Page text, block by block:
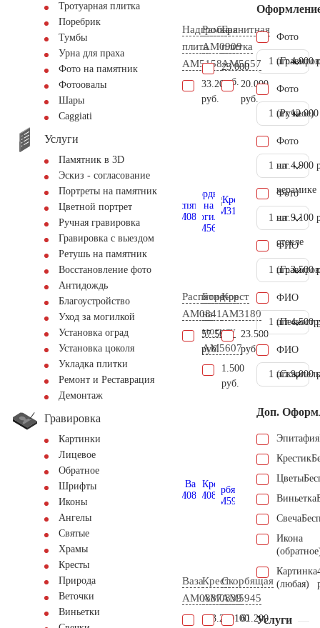
Тротуарная плитка
Поребрик
Тумбы
Урна для праха
Фото на памятник
Фотоовалы
Шары
Сaggiati
Услуги
Памятник в 3D
Эскиз - согласование
Портреты на памятник
Цветной портрет
Ручная гравировка
Гравировка с выездом
Ретушь на памятник
Восстановление фото
Антидождь
Благоустройство
Уход за могилкой
Установка оград
Установка цоколя
Укладка плитки
Ремонт и Реставрация
Демонтаж
Гравировка
Картинки
Лицевое
Обратное
Шрифты
Иконы
Ангелы
Святые
Храмы
Кресты
Природа
Веточки
Виньетки
Надгробная
плита
AM5158
33.200
руб.
Рамка
AM0909
23.000
руб.
Гранитная
плитка
AM5657
20.000
руб.
Распятие
AM0841
57.500
руб.
Бордюр
на
могилу
AM5607
1.500
руб.
Крест
AM3180
23.500
руб.
Ваза
AM0887
103.200
Крест
AM0839
39.100
Скорбящая
AM5945
61.200
Фото
1 шт.4.900
Фото
(Ручное)
1 шт.
Фото
на
керамике
1 шт. 4.900
Фото
на
стекле
1 шт. 9.100
ФИО
1 шт.3.500
ФИО
1 шт.4.500
ФИО
1 шт.9.000
Доп.
Эпитафия
Крестик
Цветы
Виньетка
Свеча
Икона
Картинка
(любая)
Услуги